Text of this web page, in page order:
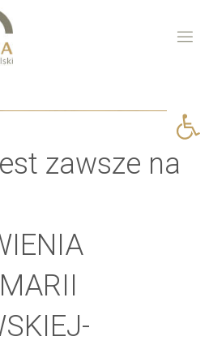
zawsze na